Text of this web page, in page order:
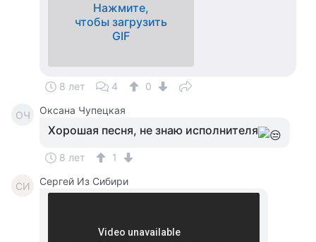
Нажмите,
чтобы загрузить
GIF
8 лет 4 0
ОЧ Оксана Чупецкая
Хорошая песня, не знаю исполнителя
8 лет 1
CИ Cергей Из Сибири